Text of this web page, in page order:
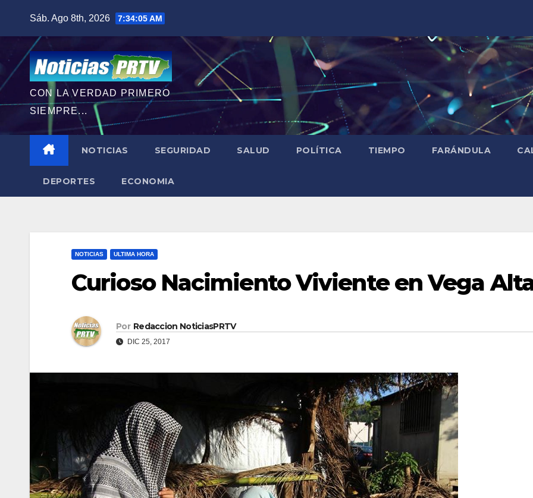
contenido
Sáb. Ago 8th, 2026 7:34:07 AM
CON LA VERDAD PRIMERO
SIEMPRE...
NOTICIAS SEGURIDAD SALUD POLÍTICA TIEMPO FARÁNDULA
DEPORTES ECONOMIA
NOTICIAS ULTIMA HORA
Curioso Nacimiento Viviente en Vega
Por Redaccion NoticiasPRTV
DIC 25, 2017